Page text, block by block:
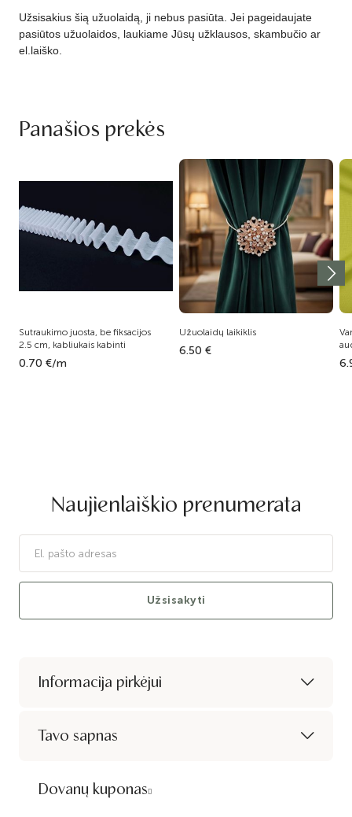
Užsisakius šią užuolaidą, ji nebus pasiūta. Jei pageidaujate
pasiūtos užuolaidos, laukiame Jūsų užklausos, skambučio ar
el.laiško.
Panašios prekės
Sutraukimo juosta, be fiksacijos
2.5 cm, kabliukais kabinti
0.70 €/m
Užuolaidų laikiklis
6.50 €
Naujienlaiškio prenumerata
Užsisakyti
Informacija pirkėjui
Tavo sapnas
Dovanų kuponas